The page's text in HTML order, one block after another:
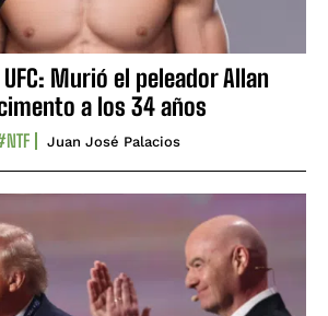
UFC: Murió el peleador Allan
a los 34 años
Juan José Palacios